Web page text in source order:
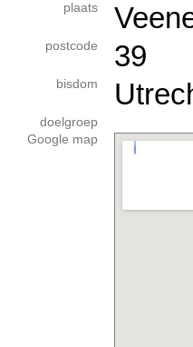
plaats
postcode 39
bisdom
doelgroep
Google map